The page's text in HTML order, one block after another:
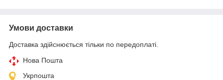
Умови доставки
Доставка здійснюється тільки по передоплаті.
Нова Пошта
Укрпошта